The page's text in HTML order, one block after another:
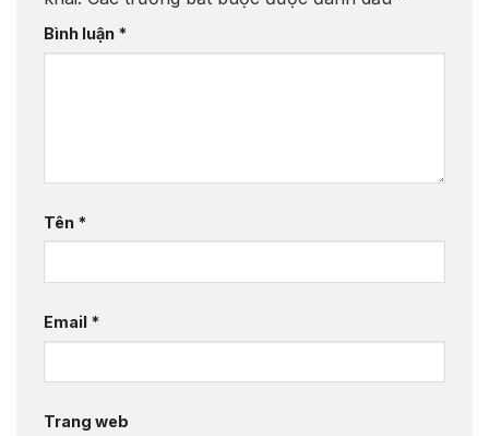
Bình luận *
Tên *
Email *
Trang web